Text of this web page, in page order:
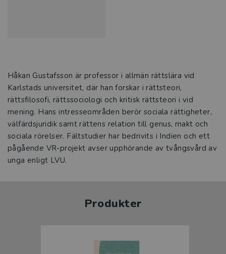
Håkan Gustafsson är professor i allmän rättslära vid
Karlstads universitet, där han forskar i rättsteori,
rättsfilosofi, rättssociologi och kritisk rättsteori i vid
mening. Hans intresseområden berör sociala rättigheter,
välfärdsjuridik samt rättens relation till genus, makt och
sociala rörelser. Fältstudier har bedrivits i Indien och ett
pågående VR-projekt avser upphörande av tvångsvård av
unga enligt LVU.
Produkter